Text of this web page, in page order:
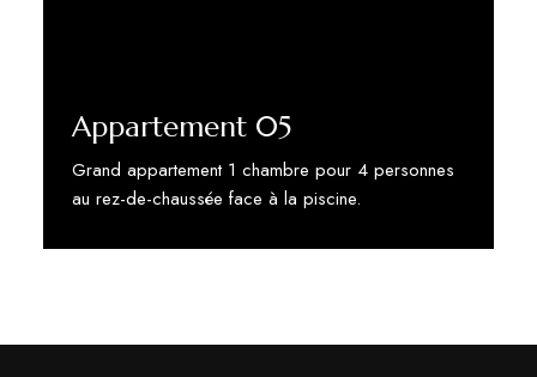
Appartement 05
Grand appartement 1 chambre pour 4 personnes
au rez-de-chaussée face à la piscine.
Discover More